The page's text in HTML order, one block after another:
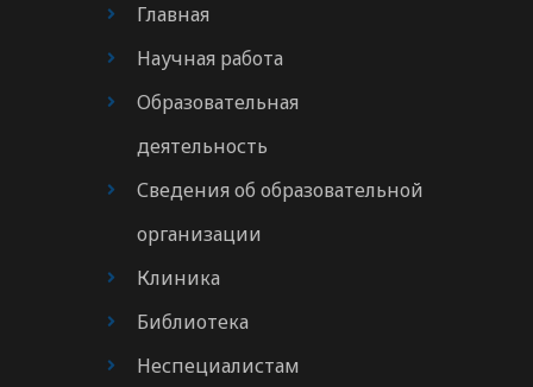
Главная
Научная работа
Образовательная
деятельность
Сведения об образовательной
организации
Клиника
Библиотека
Неспециалистам